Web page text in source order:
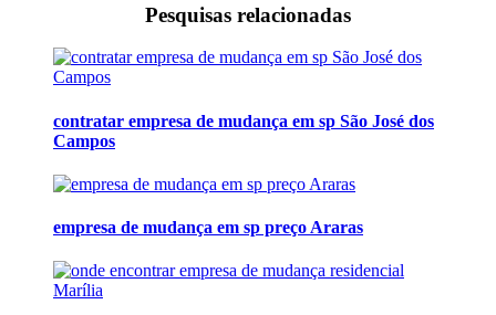
Pesquisas relacionadas
contratar empresa de mudança em sp São José dos
Campos
empresa de mudança em sp preço Araras